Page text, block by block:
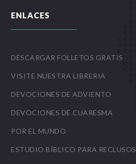
ENLACES
DESCARGAR FOLLETOS GRATIS
VISITE NUESTRA LIBRERIA
DEVOCIONES DE ADVIENTO
DEVOCIONES DE CUARESMA
POR EL MUNDO
ESTUDIO BÍBLICO PARA RECLUSOS